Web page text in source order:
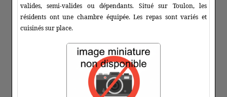
valides, semi-valides ou dépendants. Situé sur Toulon, les
résidents ont une chambre équipée. Les repas sont variés et
cuisinés sur place.